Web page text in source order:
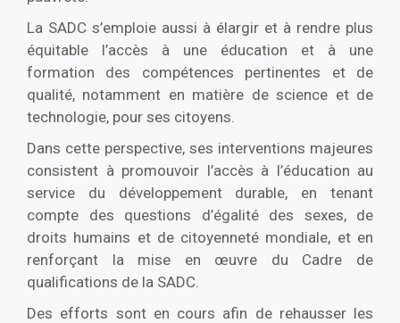
La SADC s’emploie aussi à élargir et à rendre plus
équitable l’accès à une éducation et à une
formation des compétences pertinentes et de
qualité, notamment en matière de science et de
technologie, pour ses citoyens.
Dans cette perspective, ses interventions majeures
consistent à promouvoir l’accès à l’éducation au
service du développement durable, en tenant
compte des questions d’égalité des sexes, de
droits humains et de citoyenneté mondiale, et en
renforçant la mise en œuvre du Cadre de
qualifications de la SADC.
Des efforts sont en cours afin de rehausser les